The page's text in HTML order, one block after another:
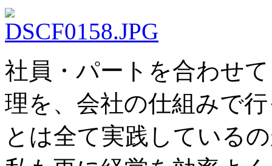
社員・パートを合わせ
理を、会社の仕組みで
とは全て実践している